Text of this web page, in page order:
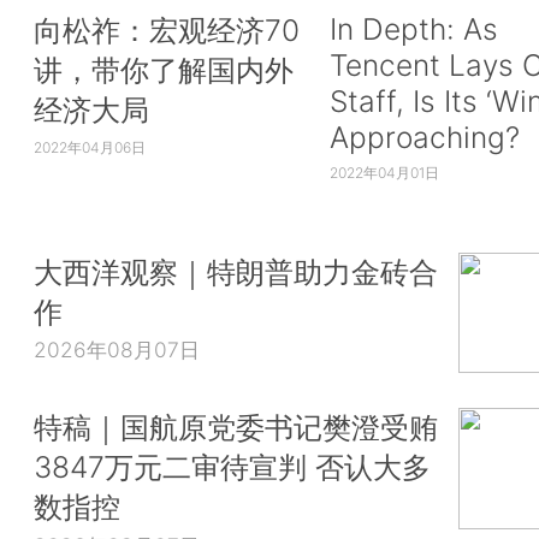
向松祚：宏观经济70
讲，带你了解国内外
经济大局
2022年04月06日
In Depth: As
Tencent Lays
Staff, Is Its
Approaching?
2022年04月01日
大西洋观察｜特朗普助力金砖合
作
2026年08月07日
特稿｜国航原党委书记樊澄受贿
3847万元二审待宣判 否认大多
数指控